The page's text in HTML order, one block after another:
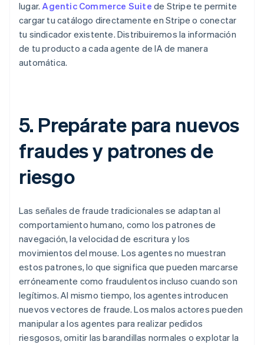
lugar.Agentic Commerce Suite de Stripe te permite
cargar tu catálogo directamente en Stripe o conectar
tu sindicador existente. Distribuiremos la información
de tu producto a cada agente de IA de manera
automática.
5. Prepárate para nuevos
fraudes y patrones de
riesgo
Las señales de fraude tradicionales se adaptan al
comportamiento humano, como los patrones de
navegación, la velocidad de escritura y los
movimientos del mouse. Los agentes no muestran
estos patrones, lo que significa que pueden marcarse
erróneamente como fraudulentos incluso cuando son
legítimos. Al mismo tiempo, los agentes introducen
nuevos vectores de fraude. Los malos actores pueden
manipular a los agentes para realizar pedidos
riesgosos, omitir las barandillas normales o explotar la